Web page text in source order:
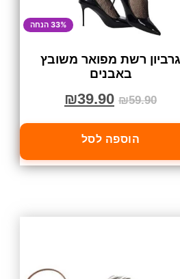
33% הנחה
גרביון רשת מפואר משובץ
באבנים
₪59.90
₪39.90
הוספה לסל